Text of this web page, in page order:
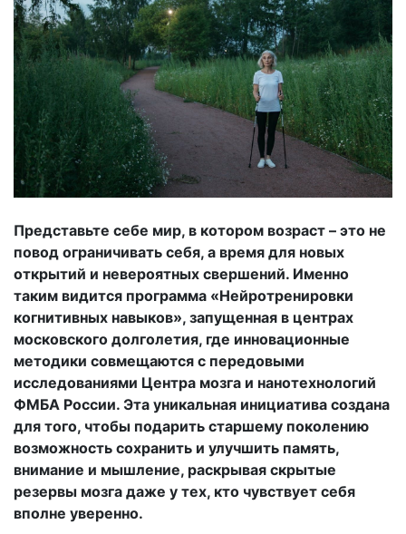
Представьте себе мир, в котором возраст – это не
повод ограничивать себя, а время для новых
открытий и невероятных свершений. Именно
таким видится программа «Нейротренировки
когнитивных навыков», запущенная в центрах
московского долголетия, где инновационные
методики совмещаются с передовыми
исследованиями Центра мозга и нанотехнологий
ФМБА России. Эта уникальная инициатива создана
для того, чтобы подарить старшему поколению
возможность сохранить и улучшить память,
внимание и мышление, раскрывая скрытые
резервы мозга даже у тех, кто чувствует себя
вполне уверенно.